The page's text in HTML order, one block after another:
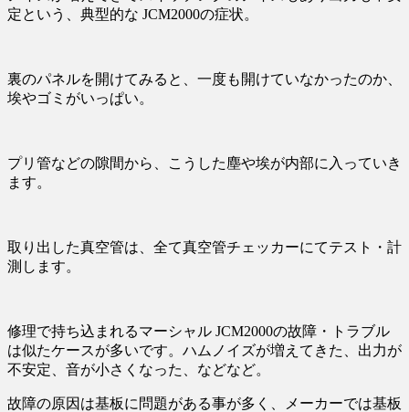
定という、典型的な JCM2000の症状。
裏のパネルを開けてみると、一度も開けていなかったのか、
埃やゴミがいっぱい。
プリ管などの隙間から、こうした塵や埃が内部に入っていき
ます。
取り出した真空管は、全て真空管チェッカーにてテスト・計
測します。
修理で持ち込まれるマーシャル JCM2000の故障・トラブル
は似たケースが多いです。ハムノイズが増えてきた、出力が
不安定、音が小さくなった、などなど。
故障の原因は基板に問題がある事が多く、メーカーでは基板